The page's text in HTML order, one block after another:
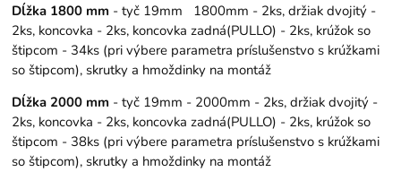
Dĺžka 1800 mm - tyč 19mm 1800mm - 2ks, držiak dvojitý -
2ks, koncovka - 2ks, koncovka zadná(PULLO) - 2ks, krúžok so
štipcom - 34ks (pri výbere parametra príslušenstvo s krúžkami
so štipcom), skrutky a hmoždinky na montáž
Dĺžka 2000 mm - tyč 19mm - 2000mm - 2ks, držiak dvojitý -
2ks, koncovka - 2ks, koncovka zadná(PULLO) - 2ks, krúžok so
štipcom - 38ks (pri výbere parametra príslušenstvo s krúžkami
so štipcom), skrutky a hmoždinky na montáž